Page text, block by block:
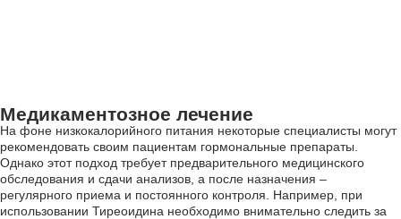
Медикаментозное лечение
На фоне низкокалорийного питания некоторые специалисты могут
рекомендовать своим пациентам гормональные препараты.
Однако этот подход требует предварительного медицинского
обследования и сдачи анализов, а после назначения –
регулярного приема и постоянного контроля. Например, при
использовании Тиреоидина необходимо внимательно следить за